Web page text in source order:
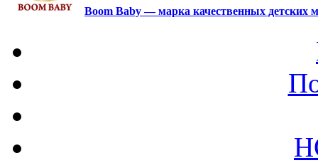
Boom Baby — марка качественных детских